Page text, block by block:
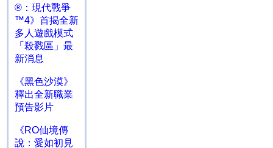
®：現代戰爭
™4》首揭全新
多人遊戲模式
「殺戮區」最
新消息
《黑色沙漠》
釋出全新職業
預告影片
《RO仙境傳
說：愛如初見